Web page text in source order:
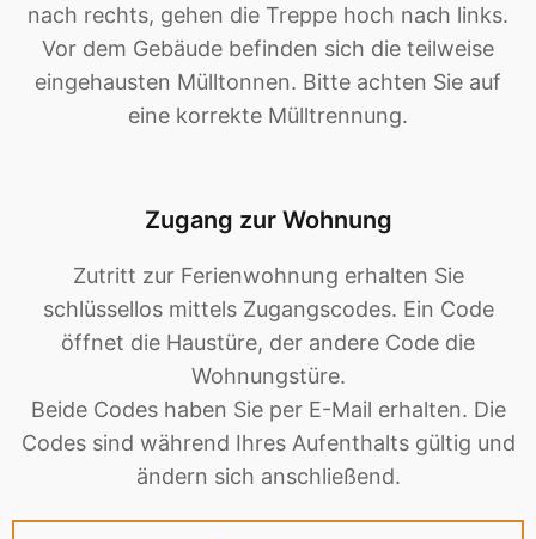
nach rechts, gehen die Treppe hoch nach links.
Vor dem Gebäude befinden sich die teilweise
eingehausten Mülltonnen. Bitte achten Sie auf
eine korrekte Mülltrennung.
Zugang zur Wohnung
Zutritt zur Ferienwohnung erhalten Sie
schlüssellos mittels Zugangscodes. Ein Code
öffnet die Haustüre, der andere Code die
Wohnungstüre.
Beide Codes haben Sie per E-Mail erhalten. Die
Codes sind während Ihres Aufenthalts gültig und
ändern sich anschließend.